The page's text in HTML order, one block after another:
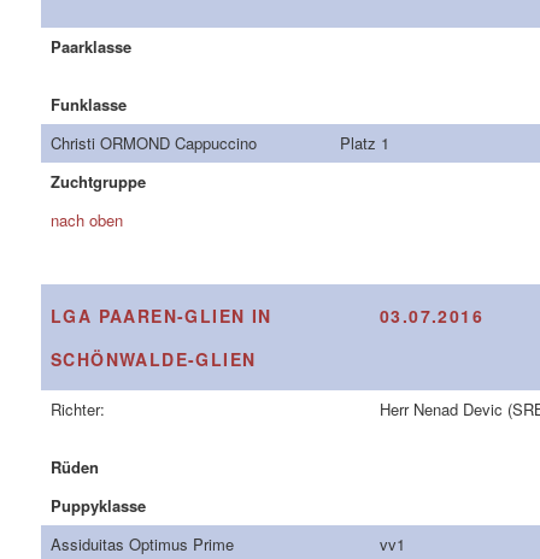
Paarklasse
Funklasse
Christi ORMOND Cappuccino
Platz 1
Zuchtgruppe
nach oben
LGA PAAREN-GLIEN IN
SCHÖNWALDE-GLIEN
03.07.2016
Richter: Herr Nenad Devic
Rüden
Puppyklasse
Assiduitas Optimus Prime
vv1